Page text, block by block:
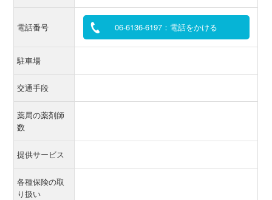
電話番号 06-6136-6197：電話をかける
駐車場
交通手段
薬局の薬剤師
数
提供サービス
各種保険の取
り扱い